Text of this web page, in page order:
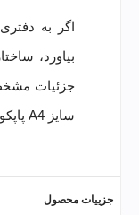
اگر به
بیاورد،
جزئیات
سایز A4 پاپکو انتخابی دقیق و حرفه‌ای است
جزییات محصول